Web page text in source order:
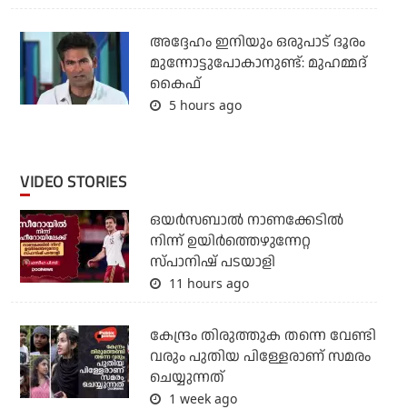
അദ്ദേഹം ഇനിയും ഒരുപാട് ദൂരം
മുന്നോട്ടുപോകാനുണ്ട്: മുഹമ്മദ്
കൈഫ്
5 hours ago
VIDEO STORIES
ഒയര്‍സബാൽ നാണക്കേടിൽ
നിന്ന് ഉയിർത്തെഴുന്നേറ്റ
സ്പാനിഷ് പടയാളി
11 hours ago
കേന്ദ്രം തിരുത്തുക തന്നെ വേണ്ടി
വരും പുതിയ പിള്ളേരാണ് സമരം
ചെയ്യുന്നത്
1 week ago